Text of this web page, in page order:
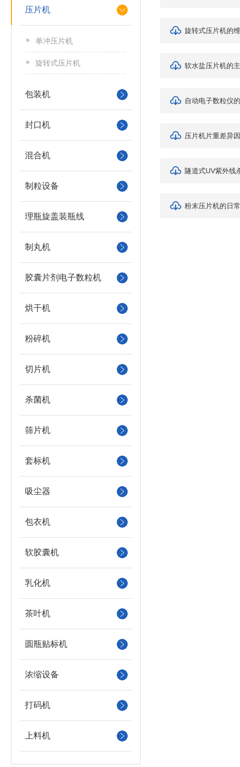
压片机
单冲压片机
旋转式压片机
包装机
封口机
混合机
制粒设备
理瓶旋盖装瓶线
制丸机
胶囊片剂电子数粒机
烘干机
粉碎机
切片机
杀菌机
筛片机
套标机
吸尘器
包衣机
软胶囊机
乳化机
茶叶机
圆瓶贴标机
浓缩设备
打码机
上料机
旋转式压片机的
软水盐压片机的
自动电子数粒仪
压片机片重差异
隧道式UV紫外线
粉末压片机的日